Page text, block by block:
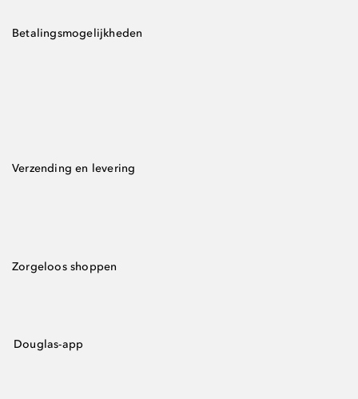
Betalingsmogelijkheden
Verzending en levering
Zorgeloos shoppen
Douglas-app